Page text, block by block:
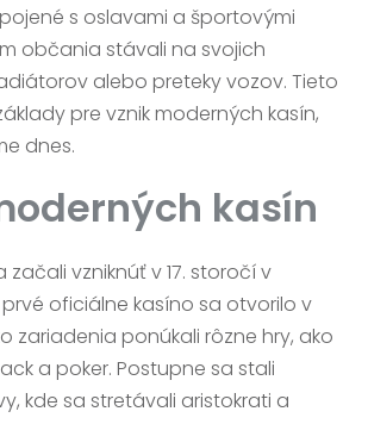
s oslavami a športovými
občania stávali na svojich
alebo preteky vozov. Tieto
pre vznik moderných kasín,
dnes.
kasín
začali vzniknúť v 17. storočí v
oficiálne kasíno sa otvorilo v
zariadenia ponúkali rôzne hry, ako
a poker. Postupne sa stali
kde sa stretávali aristokrati a